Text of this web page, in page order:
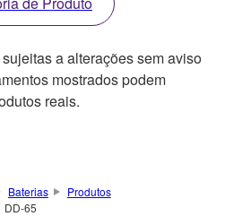
a alterações sem aviso
mostrados podem
reais.
Baterias
Produtos
DD-65